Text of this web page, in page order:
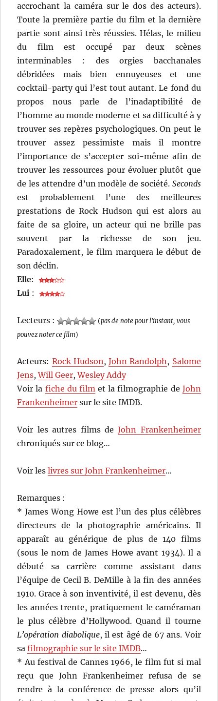
accrochant la caméra sur le dos des acteurs).
Toute la première partie du film et la dernière
partie sont ainsi très réussies. Hélas, le milieu
du film est occupé par deux scènes
interminables : des orgies bacchanales
débridées mais bien ennuyeuses et une
cocktail-party qui l’est tout autant. Le fond du
propos nous parle de l’inadaptibilité de
l’homme au monde moderne et sa difficulté à y
trouver ses repères psychologiques. On peut le
trouver assez pessimiste mais il montre
l’importance de s’accepter soi-même afin de
trouver les ressources pour évoluer plutôt que
de les attendre d’un modèle de société. Seconds
est probablement l’une des meilleures
prestations de Rock Hudson qui est alors au
faite de sa gloire, un acteur qui ne brille pas
souvent par la richesse de son jeu.
Paradoxalement, le film marquera le début de
son déclin.
Elle:
Lui :
Lecteurs : (pas de note pour l'instant, vous
pouvez noter ce film)
Acteurs: Rock Hudson,John Randolph, Salome
Jens,Will Geer,Wesley Addy
Voir la fiche du filmet la filmographie de John
Frankenheimer sur le site IMDB.
Voir les autres films deJohn Frankenheimer
chroniqués sur ce blog…
Voir leslivres sur John Frankenheimer…
Remarques :
* James Wong Howe est l’un des plus célèbres
directeurs de la photographie américains. Il
apparaît au générique de plus de 140 films
(sous le nom de James Howe avant 1934). Il a
débuté sa carrière comme assistant dans
l’équipe de Cecil B. DeMille à la fin des années
1910. Grace à son inventivité, il est devenu, dès
les années trente, pratiquement le caméraman
le plus célèbre d’Hollywood. Quand il tourne
L’opération diabolique, il est âgé de 67 ans. Voir
safilmographie sur le site IMDB…
* Au festival de Cannes 1966, le film fut si mal
reçu que John Frankenheimer refusa de se
rendre à la conférence de presse alors qu’il